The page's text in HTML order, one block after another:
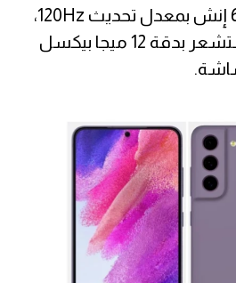
حيث يأتي بشاشة 6.4 إنش بمعدل تحديث 120Hz،
كما يضم الهاتف مستشعر بدقة 12 ميجا بيكسل